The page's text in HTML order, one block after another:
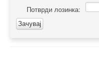
Потврди лозинка: